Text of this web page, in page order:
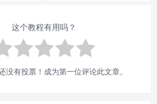
这个教程有用吗？
没有投票！成为第一位评论此文章。